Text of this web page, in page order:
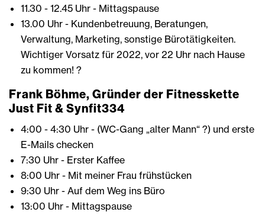
11.30 - 12.45 Uhr - Mittagspause
13.00 Uhr - Kundenbetreuung, Beratungen,
Verwaltung, Marketing, sonstige Bürotätigkeiten.
Wichtiger Vorsatz für 2022, vor 22 Uhr nach Hause
zu kommen! ?
Frank Böhme, Gründer der Fitnesskette
Just Fit & Synfit334
4:00 - 4:30 Uhr - (WC-Gang „alter Mann“ ?) und erste
E-Mails checken
7:30 Uhr - Erster Kaffee
8:00 Uhr - Mit meiner Frau frühstücken
9:30 Uhr - Auf dem Weg ins Büro
13:00 Uhr - Mittagspause